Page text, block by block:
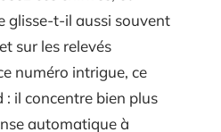
glisse-t-il aussi souvent
sur les relevés
numéro intrigue, ce
: il concentre bien plus
automatique à